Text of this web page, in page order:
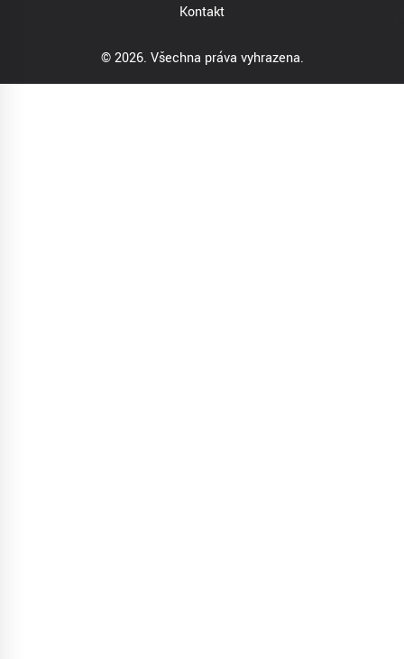
Kontakt
© 2026. Všechna práva vyhrazena.